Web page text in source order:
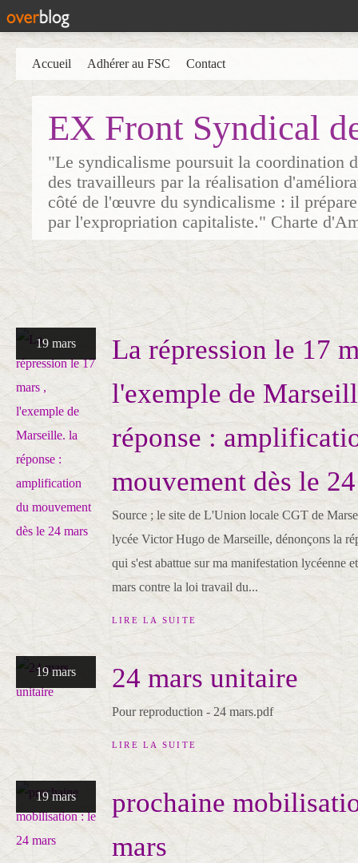
EX Front Syndical
"Le syndicalisme poursuit la coordination
des travailleurs par la réalisation
côté de l'œuvre du syndicalisme : il
par l'expropriation capitaliste." Charte
Accueil Adhérer au FSC Contact
19 mars
La répression le 17
l'exemple de
réponse :
mouvement dès le
Source ; le site de L'Union locale CGT de
lycée Victor Hugo de Marseille, dénonçons la
qui s'est abattue sur ma manifestation lycéenne
mars contre la loi travail du...
LIRE LA SUITE
19 mars 24 mars unitaire
Pour reproduction - 24 mars.pdf
LIRE LA SUITE
19 mars
prochaine
mars